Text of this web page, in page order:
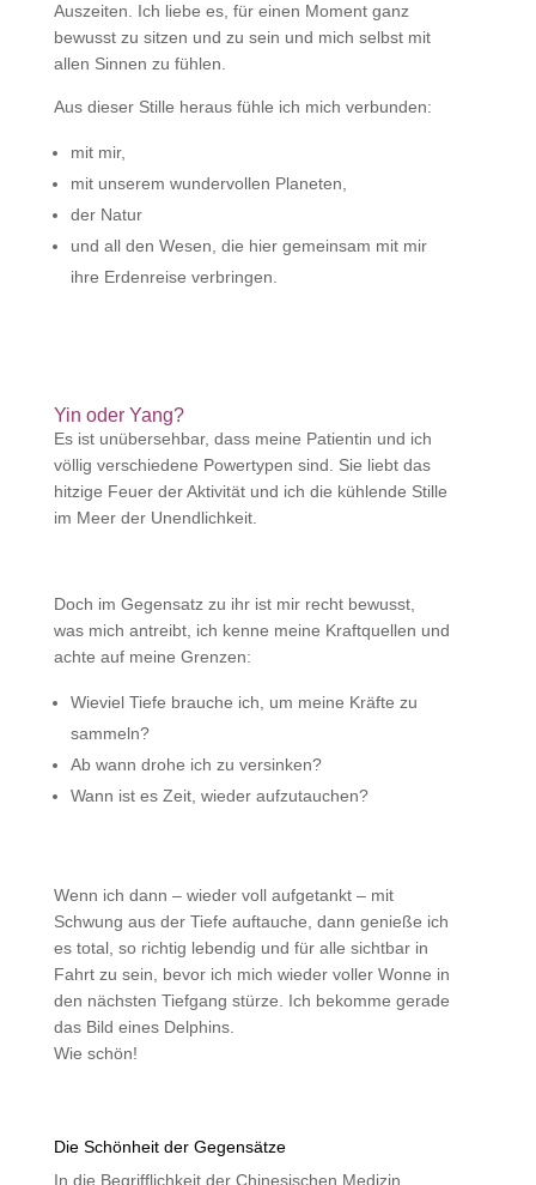
Auszeiten. Ich liebe es, für einen Moment ganz
bewusst zu sitzen und zu sein und mich selbst mit
allen Sinnen zu fühlen.
Aus dieser Stille heraus fühle ich mich verbunden:
mit mir,
mit unserem wundervollen Planeten,
der Natur
und all den Wesen, die hier gemeinsam mit mir
ihre Erdenreise verbringen.
Yin oder Yang?
Es ist unübersehbar, dass meine Patientin und ich
völlig verschiedene Powertypen sind. Sie liebt das
hitzige Feuer der Aktivität und ich die kühlende Stille
im Meer der Unendlichkeit.
Doch im Gegensatz zu ihr ist mir recht bewusst,
was mich antreibt, ich kenne meine Kraftquellen und
achte auf meine Grenzen:
Wieviel Tiefe brauche ich, um meine Kräfte zu
sammeln?
Ab wann drohe ich zu versinken?
Wann ist es Zeit, wieder aufzutauchen?
Wenn ich dann – wieder voll aufgetankt – mit
Schwung aus der Tiefe auftauche, dann genieße ich
es total, so richtig lebendig und für alle sichtbar in
Fahrt zu sein, bevor ich mich wieder voller Wonne in
den nächsten Tiefgang stürze. Ich bekomme gerade
das Bild eines Delphins.
Wie schön!
Die Schönheit der Gegensätze
In die Begrifflichkeit der Chinesischen Medizin